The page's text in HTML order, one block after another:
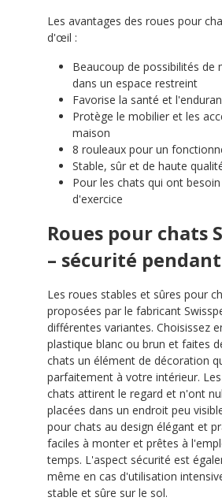
Les avantages des roues pour
d'œil :
Beaucoup de possibilités de
dans un espace restreint
Favorise la santé et
Protège le mobilier et les
maison
8 rouleaux pour un
Stable, sûr et de haute
Pour les chats qui ont
d'exercice
Roues pour chats
– sécurité
Les roues stables et sûres pour
proposées par le fabricant
différentes variantes. Choisissez
plastique blanc ou brun et faites
chats un élément de décoration
parfaitement à votre intérieur.
chats attirent le regard et n'ont
placées dans un endroit peu
pour chats au design élégant et
faciles à monter et prêtes à
temps. L'aspect sécurité est
même en cas d'utilisation
stable et sûre sur le sol.